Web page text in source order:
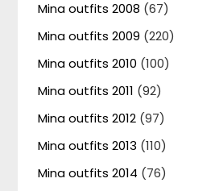
Mina outfits 2008 (67)
Mina outfits 2009 (220)
Mina outfits 2010 (100)
Mina outfits 2011 (92)
Mina outfits 2012 (97)
Mina outfits 2013 (110)
Mina outfits 2014 (76)